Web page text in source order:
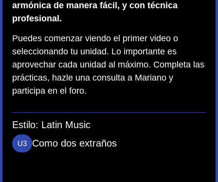
armónica de manera fácil, y con técnica
profesional.
Puedes comenzar viendo el primer video o
seleccionando tu unidad. Lo importante es
aprovechar cada unidad al máximo. Completa las
prácticas, hazle una consulta a Mariano y
participa en el foro.
Estilo: Latin Music
U3 Como dos extraños